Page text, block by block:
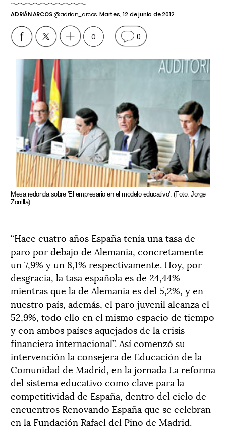
ADRIÁN ARCOS@adrian_arcos Martes, 12 de junio de 2012
0 0
Mesa redonda sobre 'El empresario en el modelo educativo'. (Foto: Jorge
Zorrilla)
“Hace cuatro años España tenía una tasa de
paro por debajo de Alemania, concretamente
un 7,9% y un 8,1% respectivamente. Hoy, por
desgracia, la tasa española es de 24,44%
mientras que la de Alemania es del 5,2%, y en
nuestro país, además, el paro juvenil alcanza el
52,9%, todo ello en el mismo espacio de tiempo
y con ambos países aquejados de la crisis
financiera internacional”. Así comenzó su
intervención la consejera de Educación de la
Comunidad de Madrid, en la jornada La reforma
del sistema educativo como clave para la
competitividad de España, dentro del ciclo de
encuentros Renovando España que se celebran
en la Fundación Rafael del Pino de Madrid.